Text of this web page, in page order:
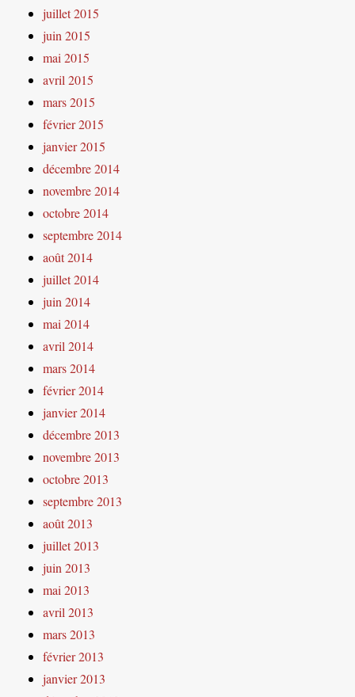
juillet 2015
juin 2015
mai 2015
avril 2015
mars 2015
février 2015
janvier 2015
décembre 2014
novembre 2014
octobre 2014
septembre 2014
août 2014
juillet 2014
juin 2014
mai 2014
avril 2014
mars 2014
février 2014
janvier 2014
décembre 2013
novembre 2013
octobre 2013
septembre 2013
août 2013
juillet 2013
juin 2013
mai 2013
avril 2013
mars 2013
février 2013
janvier 2013